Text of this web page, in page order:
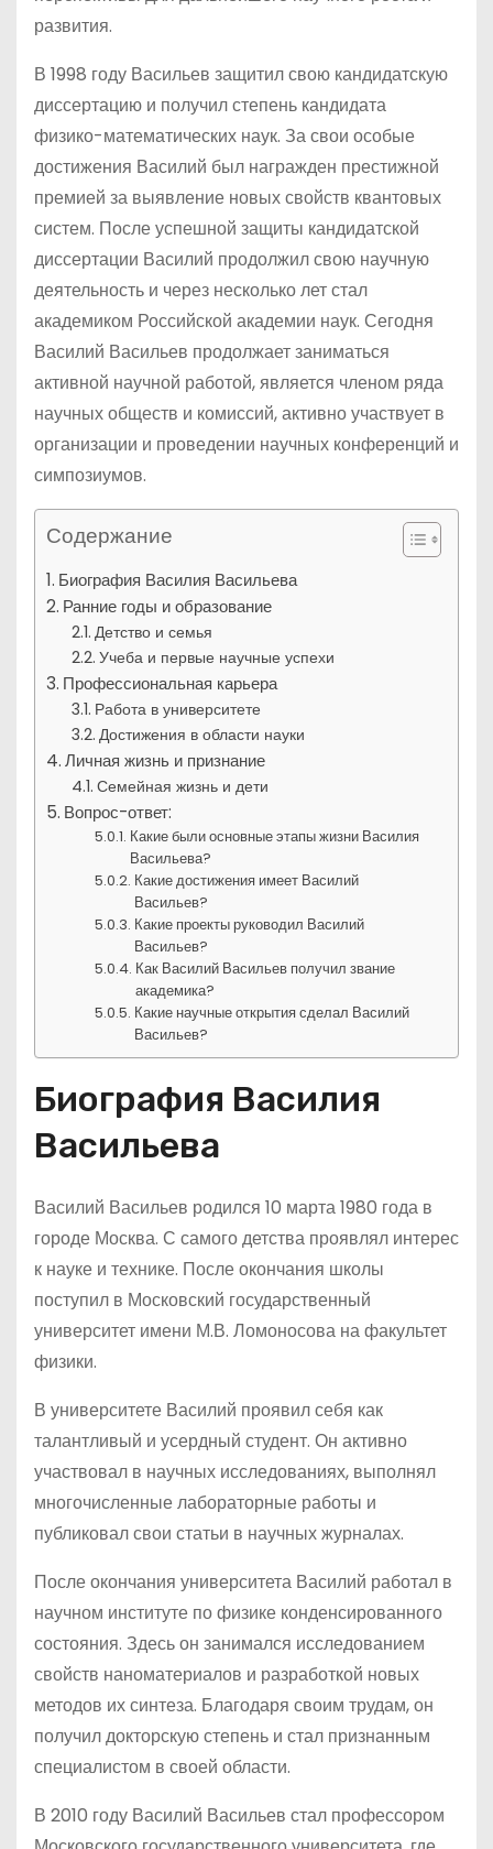
развития.
В 1998 году Васильев защитил свою кандидатскую
диссертацию и получил степень кандидата
физико-математических наук. За свои особые
достижения Василий был награжден престижной
премией за выявление новых свойств квантовых
систем. После успешной защиты кандидатской
диссертации Василий продолжил свою научную
деятельность и через несколько лет стал
академиком Российской академии наук. Сегодня
Василий Васильев продолжает заниматься
активной научной работой, является членом ряда
научных обществ и комиссий, активно участвует в
организации и проведении научных конференций и
симпозиумов.
Содержание
Биография Василия Васильева
Ранние годы и образование
Детство и семья
Учеба и первые научные успехи
Профессиональная карьера
Работа в университете
Достижения в области науки
Личная жизнь и признание
Семейная жизнь и дети
Вопрос-ответ:
Какие были основные этапы жизни Василия
Васильева?
Какие достижения имеет Василий
Васильев?
Какие проекты руководил Василий
Васильев?
Как Василий Васильев получил звание
академика?
Какие научные открытия сделал Василий
Васильев?
Биография Василия
Васильева
Василий Васильев родился 10 марта 1980 года в
городе Москва. С самого детства проявлял интерес
к науке и технике. После окончания школы
поступил в Московский государственный
университет имени М.В. Ломоносова на факультет
физики.
В университете Василий проявил себя как
талантливый и усердный студент. Он активно
участвовал в научных исследованиях, выполнял
многочисленные лабораторные работы и
публиковал свои статьи в научных журналах.
После окончания университета Василий работал в
научном институте по физике конденсированного
состояния. Здесь он занимался исследованием
свойств наноматериалов и разработкой новых
методов их синтеза. Благодаря своим трудам, он
получил докторскую степень и стал признанным
специалистом в своей области.
В 2010 году Василий Васильев стал профессором